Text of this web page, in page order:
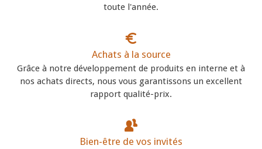
toute l'année.
Achats à la source
Grâce à notre développement de produits en interne et à
nos achats directs, nous vous garantissons un excellent
rapport qualité-prix.
Bien-être de vos invités